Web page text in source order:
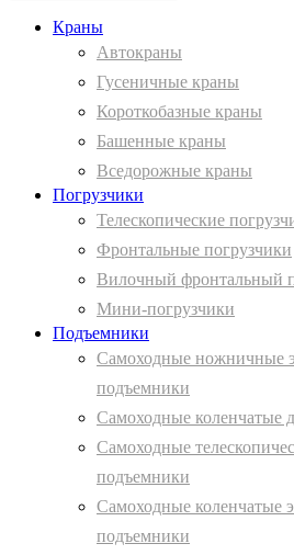
Краны
Автокраны
Гусеничные краны
Короткобазные краны
Башенные краны
Вcедорожные краны
Погрузчики
Телескопические
Фронтальные погрузчики
Вилочный фронтальный
Мини-погрузчики
Подъемники
Самоходные ножничные
подъемники
Самоходные коленчатые
Самоходные
подъемники
Самоходные коленчатые
подъемники